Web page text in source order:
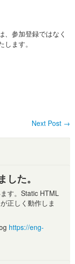
、参加登録ではなく
ます。
Next Post →
した。
す。Static HTML
正しく動作しま
https://eng-